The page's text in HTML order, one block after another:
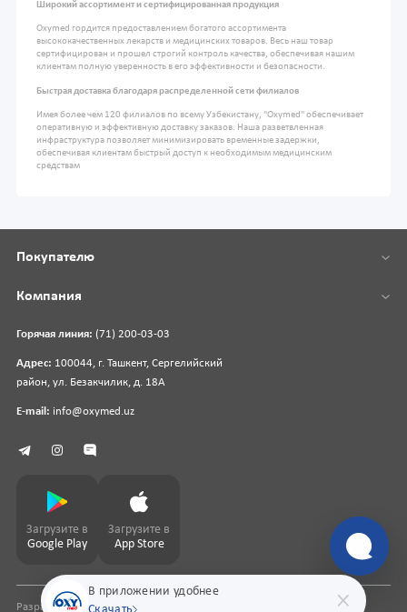
Широкий ассортимент и сертифицированная продукция
Oxymed гордится предоставлением богатого ассортимента
высококачественных лекарств и медицинских товаров. Весь наш товар
сертифицирован и прошел строгий контроль качества, обеспечивая нашим
клиентам полную уверенность в его эффективности и безопасности.
Быстрая доставка благодаря распределенной сети филиалов
Имея более чем 120 филиалов по всему Узбекистану, "Oxymed" обеспечивает
оперативную и эффективную доставку заказов. Наша разветвленная
инфраструктура позволяет минимизировать временные задержки,
обеспечивая клиентам быстрый доступ к необходимым медицинским
средствам
В приложении удобнее
Горячая линия: (71) 200-03-03
Адрес: 100044, г. Ташкент, Сергелийский
район, ул. Безакчилик, д. 18А
E-mail: info@oxymed.uz
Покупателю
Компания
Загрузите в
Google Play
Загрузите в
App Store
Разработка сайтаpharmit.uz